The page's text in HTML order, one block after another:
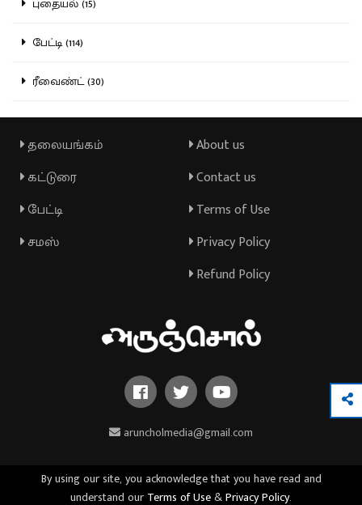
புதையல் (15)
பேட்டி (114)
ரீவைண்ட் (30)
தலையங்கம்
கட்டுரை
பேட்டி
சமஸ்
About us
Contact us
Terms of Use
Privacy Policy
Refund Policy
aruncholmedia@gmail.com
By using our site, you acknowledge that you have read and
understand our Terms of Use&Privacy Policy.